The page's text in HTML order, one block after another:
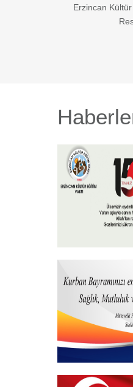
Erzincan
Hayırlı Bayramlar